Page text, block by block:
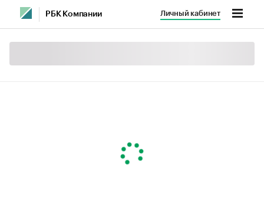
РБК Компании Личный кабинет